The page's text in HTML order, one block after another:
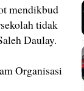
mendikbud
tidak
Daulay.
Organisasi